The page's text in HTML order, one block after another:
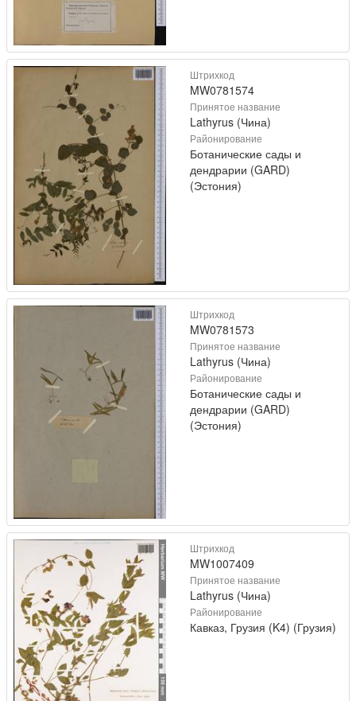
Штрихкод
MW0781574
Принятое название
Lathyrus (Чина)
Районирование
Ботанические сады и
дендрарии (GARD)
(Эстония)
Штрихкод
MW0781573
Принятое название
Lathyrus (Чина)
Районирование
Ботанические сады и
дендрарии (GARD)
(Эстония)
Штрихкод
MW1007409
Принятое название
Lathyrus (Чина)
Районирование
Кавказ, Грузия (K4) (Грузия)